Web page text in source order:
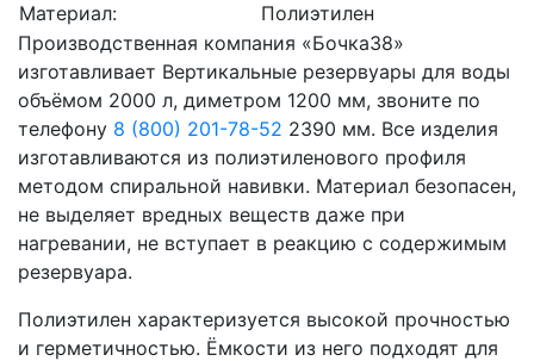
Материал:
Полиэтилен
Производственная компания «Бочка38»
изготавливает Вертикальные резервуары для воды
объёмом 2000 л, диметром 1200 мм, звоните по
телефону 8 (800) 201-78-52 2390 мм. Все изделия
изготавливаются из полиэтиленового профиля
методом спиральной навивки. Материал безопасен,
не выделяет вредных веществ даже при
нагревании, не вступает в реакцию с содержимым
резервуара.
Полиэтилен характеризуется высокой прочностью
и герметичностью. Ёмкости из него подходят для